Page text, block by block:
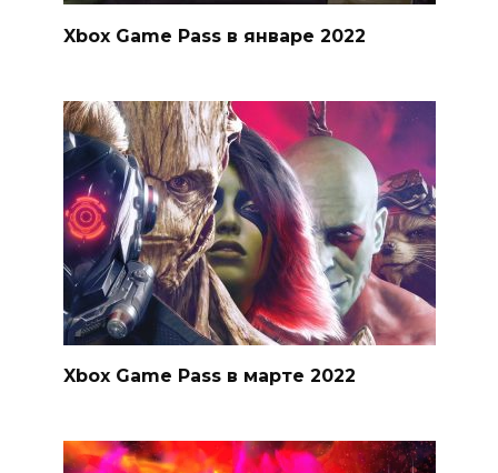
Xbox Game Pass в январе 2022
Xbox Game Pass в марте 2022